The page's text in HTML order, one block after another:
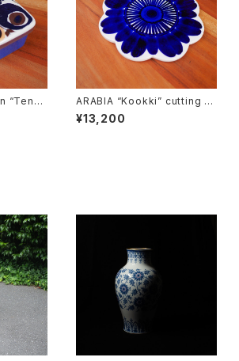
“Tener
ARABIA “Kookki” cutting b
oard
¥13,200